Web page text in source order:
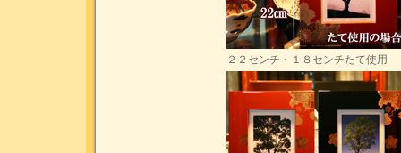
２２センチ・１８センチたて使用